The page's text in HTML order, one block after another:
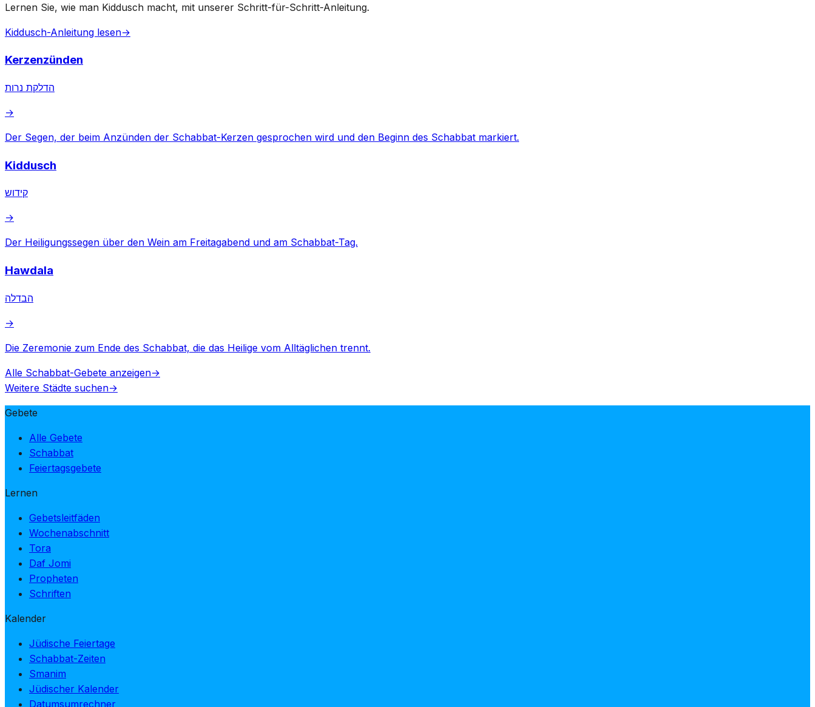
Lernen Sie, wie man Kiddusch macht, mit unserer Schritt-für-Schritt-Anleitung.
Kiddusch-Anleitung lesen→
Kerzenzünden
הדלקת נרות
→
Der Segen, der beim Anzünden der Schabbat-Kerzen gesprochen wird und den Beginn des Schabbat markiert.
Kiddusch
קידוש
→
Der Heiligungssegen über den Wein am Freitagabend und am Schabbat-Tag.
Hawdala
הבדלה
→
Die Zeremonie zum Ende des Schabbat, die das Heilige vom Alltäglichen trennt.
Alle Schabbat-Gebete anzeigen→
Weitere Städte suchen→
Gebete
Alle Gebete
Schabbat
Feiertagsgebete
Lernen
Gebetsleitfäden
Wochenabschnitt
Tora
Daf Jomi
Propheten
Schriften
Kalender
Jüdische Feiertage
Schabbat-Zeiten
Smanim
Jüdischer Kalender
Datumsumrechner